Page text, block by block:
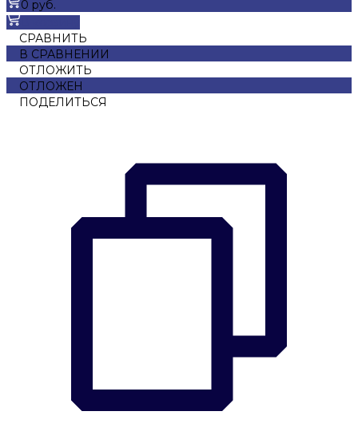
0 руб.
СРАВНИТЬ
В СРАВНЕНИИ
ОТЛОЖИТЬ
ОТЛОЖЕН
ПОДЕЛИТЬСЯ